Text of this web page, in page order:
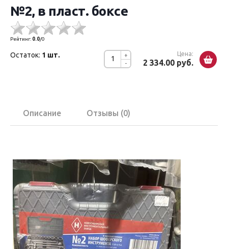
№2, в пласт. боксе
Рейтинг: 0.0/0
-
+ Цена:
2 334.00 руб.
Остаток: 1 шт.
Описание Отзывы (0)